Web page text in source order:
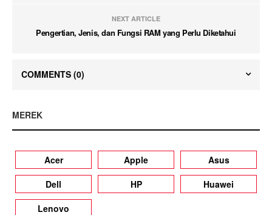
NEXT ARTICLE
Pengertian, Jenis, dan Fungsi RAM yang Perlu Diketahui
COMMENTS (0)
MEREK
Acer Apple
Asus
Dell
HP
Huawei
Lenovo